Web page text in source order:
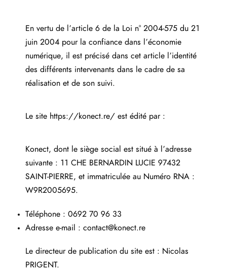
En vertu de l’article 6 de la Loi n° 2004-575 du 21
juin 2004 pour la confiance dans l’économie
numérique, il est précisé dans cet article l’identité
des différents intervenants dans le cadre de sa
réalisation et de son suivi.
Le site https://konect.re/ est édité par :
Konect, dont le siège social est situé à l’adresse
suivante : 11 CHE BERNARDIN LUCIE 97432
SAINT-PIERRE, et immatriculée au Numéro RNA :
W9R2005695.
Téléphone : 0692 70 96 33
Adresse e-mail : contact@konect.re
Le directeur de publication du site est : Nicolas
PRIGENT.